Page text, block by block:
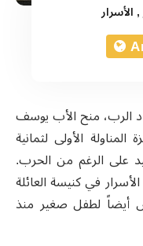
, الأسرار
2024 في عيد عماد الرب، منح الأب يوسف
الأولى لثمانية
على الرغم من الحرب.
في كنيسة العائلة
أيضاً لطفل صغير منذ